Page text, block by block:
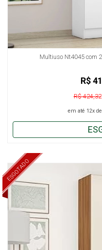
Multiuso Nt4045 com
R$ 424,32
em até 12x de
R$
ESGOTADO